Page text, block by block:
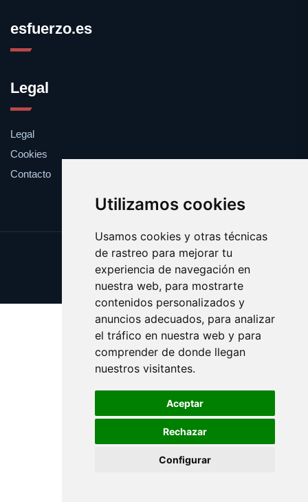
Utilizamos cookies
Usamos cookies y otras técnicas
de rastreo para mejorar tu
experiencia de navegación en
nuestra web, para mostrarte
contenidos personalizados y
anuncios adecuados, para analizar
el tráfico en nuestra web y para
comprender de donde llegan
nuestros visitantes.
Aceptar
Rechazar
Configurar
esfuerzo.es
Legal
Legal
Cookies
Contacto
Update cookies preferences
Copyright © 2025 esfuerzo.es